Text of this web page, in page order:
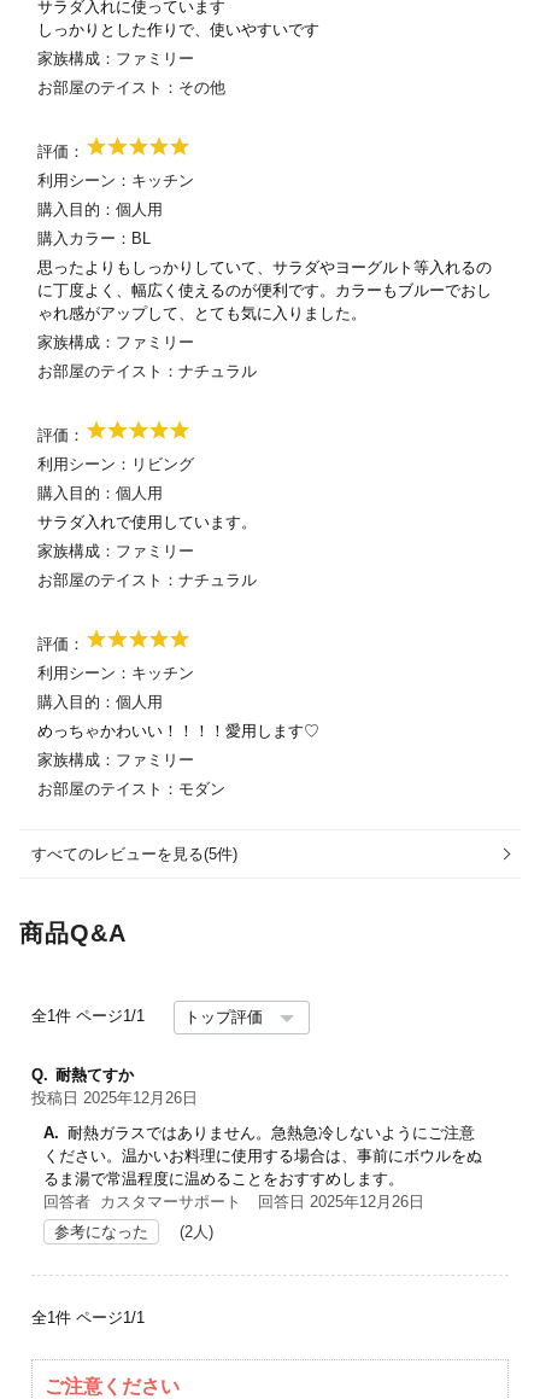
サラダ入れに使っています
しっかりとした作りで、使いやすいです
家族構成： ファミリー
お部屋のテイスト： その他
評価：
利用シーン： キッチン
購入目的： 個人用
購入カラー： BL
思ったよりもしっかりしていて、サラダやヨーグルト等入れるの
に丁度よく、幅広く使えるのが便利です。カラーもブルーでおし
ゃれ感がアップして、とても気に入りました。
家族構成： ファミリー
お部屋のテイスト： ナチュラル
評価：
利用シーン： リビング
購入目的： 個人用
サラダ入れで使用しています。
家族構成： ファミリー
お部屋のテイスト： ナチュラル
評価：
利用シーン： キッチン
購入目的： 個人用
めっちゃかわいい！！！！愛用します♡
家族構成： ファミリー
お部屋のテイスト： モダン
すべてのレビューを見る(5件)
商品Q&A
全1件 ページ1/1
Q. 耐熱てすか
投稿日 2025年12月26日
A. 耐熱ガラスではありません。急熱急冷しないようにご注意
ください。温かいお料理に使用する場合は、事前にボウルをぬ
るま湯で常温程度に温めることをおすすめします。
回答者 カスタマーサポート
回答日 2025年12月26日
参考になった
(2人)
全1件 ページ1/1
ご注意ください